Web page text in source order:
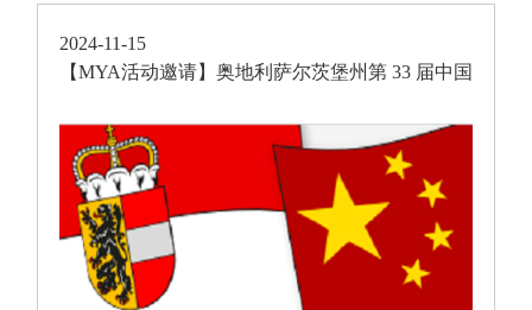
2024-11-15
【MYA活动邀请】奥地利萨尔茨堡州第 33 届中国